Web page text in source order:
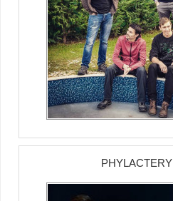
PHYLACTERY